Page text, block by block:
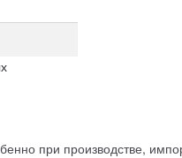
при производстве,